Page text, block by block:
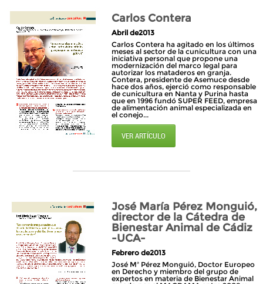
Carlos Contera
Abril de2013
Carlos Contera ha agitado en los últimos
meses al sector de la cunicultura con una
iniciativa personal que propone una
modernización del marco legal para
autorizar los mataderos en granja.
Contera, presidente de Asemuce desde
hace dos años, ejerció como responsable
de cunicultura en Nanta y Purina hasta
que en 1996 fundó SUPER FEED, empresa
de alimentación animal especializada en
el conejo...
VER ARTÍCULO
José María Pérez Monguió,
director de la Cátedra de
Bienestar Animal de Cádiz
-UCA-
Febrero de2013
José Mª Pérez Monguió, Doctor Europeo
en Derecho y miembro del grupo de
expertos en materia de Bienestar Animal